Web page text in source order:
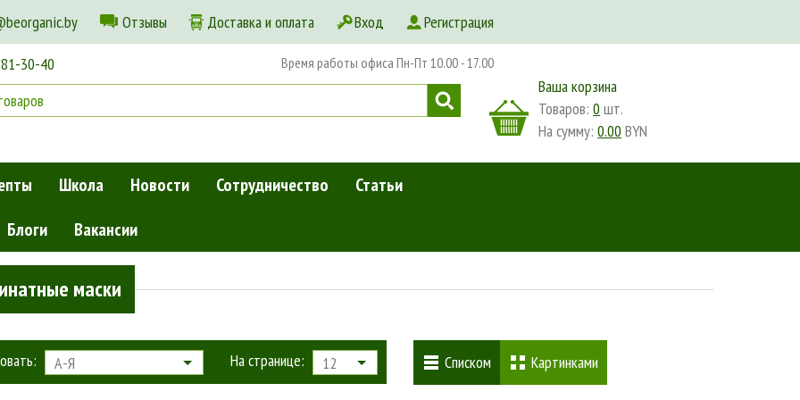
Отзывы Доставка и оплата Вход Регистрация
30-40 Время работы офиса Пн-Пт 10.00 - 17.00
Ваша корзина
Товаров:0 шт.
На сумму:0.00 BYN
Школа Новости Сотрудничество
Статьи
Блоги Вакансии
лица» Альгинатные маски
маски
А-Я На странице: 12 Списком Картинками